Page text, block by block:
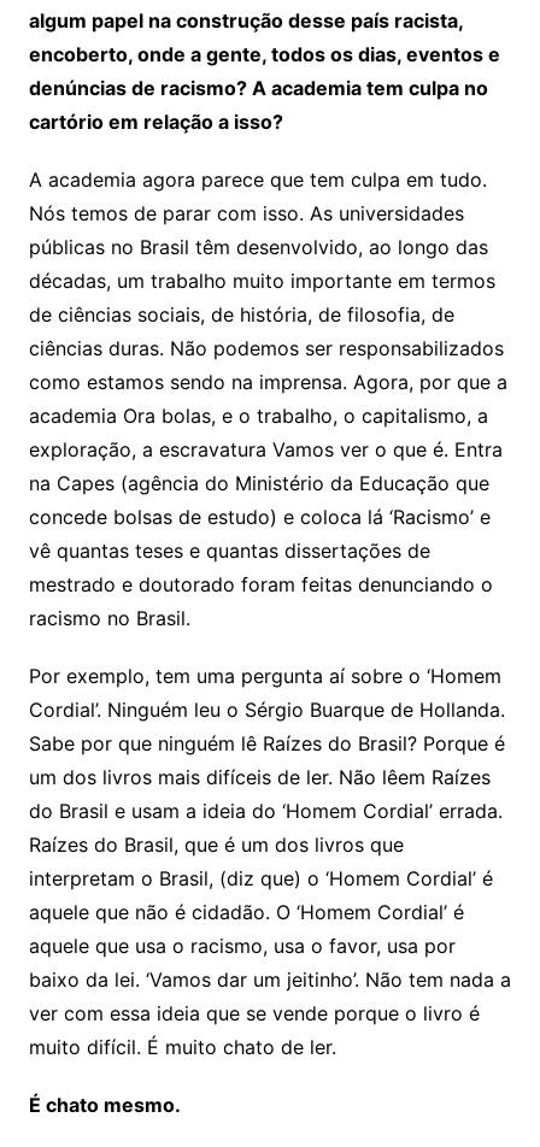
algum papel na construção desse país racista,
encoberto, onde a gente, todos os dias, eventos e
denúncias de racismo? A academia tem culpa no
cartório em relação a isso?
A academia agora parece que tem culpa em tudo.
Nós temos de parar com isso. As universidades
públicas no Brasil têm desenvolvido, ao longo das
décadas, um trabalho muito importante em termos
de ciências sociais, de história, de filosofia, de
ciências duras. Não podemos ser responsabilizados
como estamos sendo na imprensa. Agora, por que a
academia Ora bolas, e o trabalho, o capitalismo, a
exploração, a escravatura Vamos ver o que é. Entra
na Capes (agência do Ministério da Educação que
concede bolsas de estudo) e coloca lá ‘Racismo’ e
vê quantas teses e quantas dissertações de
mestrado e doutorado foram feitas denunciando o
racismo no Brasil.
Por exemplo, tem uma pergunta aí sobre o ‘Homem
Cordial’. Ninguém leu o Sérgio Buarque de Hollanda.
Sabe por que ninguém lê Raízes do Brasil? Porque é
um dos livros mais difíceis de ler. Não lêem Raízes
do Brasil e usam a ideia do ‘Homem Cordial’ errada.
Raízes do Brasil, que é um dos livros que
interpretam o Brasil, (diz que) o ‘Homem Cordial’ é
aquele que não é cidadão. O ‘Homem Cordial’ é
aquele que usa o racismo, usa o favor, usa por
baixo da lei. ‘Vamos dar um jeitinho’. Não tem nada a
ver com essa ideia que se vende porque o livro é
muito difícil. É muito chato de ler.
É chato mesmo.